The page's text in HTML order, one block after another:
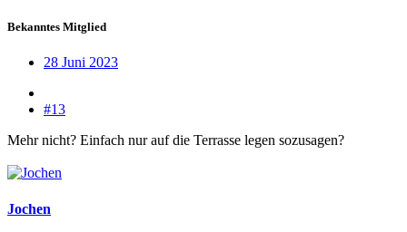
Bekanntes Mitglied
28 Juni 2023
#13
Mehr nicht? Einfach nur auf die Terrasse legen sozusagen?
Jochen